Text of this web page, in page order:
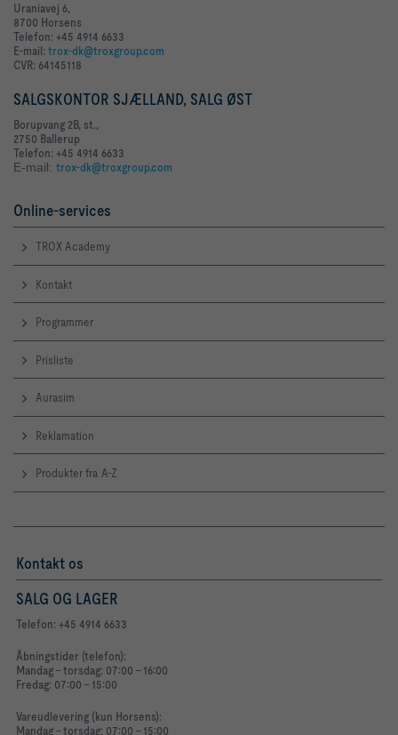
Uraniavej 6,
8700 Horsens
Telefon: +45 4914 6633
E-mail: trox-dk@troxgroup.com
CVR: 64145118
SALGSKONTOR SJÆLLAND, SALG ØST
Borupvang 2B, st.,
2750 Ballerup
Telefon: +45 4914 6633
E-mail: trox-dk@troxgroup.com
Online-services
TROX Academy
Kontakt
Programmer
Prisliste
Aurasim
Reklamation
Produkter fra A-Z
Kontakt os
SALG OG LAGER
Telefon: +45 4914 6633
Åbningstider (telefon):
Mandag - torsdag: 07:00 - 16:00
Fredag: 07:00 - 15:00
Vareudlevering (kun Horsens):
Mandag - torsdag: 07:00 - 15:00